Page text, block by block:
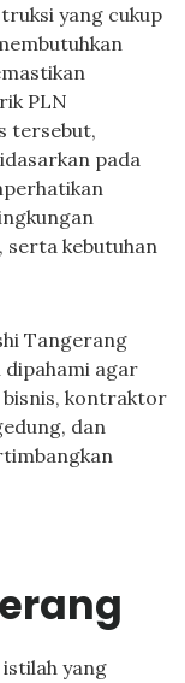
yang cukup
PLN
tersebut,
pada
serta kebutuhan
Tangerang
agar
kontraktor
dan
yang